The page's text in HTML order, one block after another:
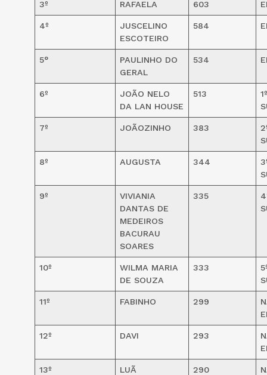
3º RAFAELA 603
4º
JUSCELINO
ESCOTEIRO
584
5°
PAULINHO DO
GERAL
534
6º
JOÃO NELO
DA LAN HOUSE
513
7º JOÃOZINHO 383
8º AUGUSTA 344
9º
VIVIANIA
DANTAS DE
MEDEIROS
BACURAU
SOARES
335
10º
WILMA MARIA
DE SOUZA
333
11º FABINHO 299
12º DAVI 293
13º LUÃ 290